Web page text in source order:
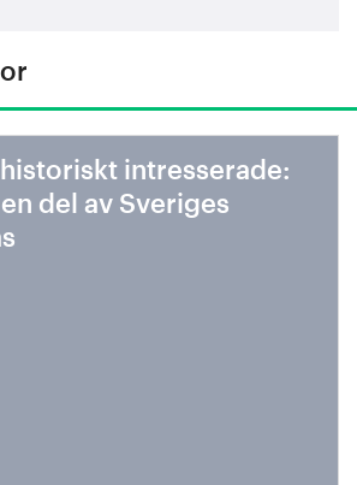
intresserade:
del av Sveriges